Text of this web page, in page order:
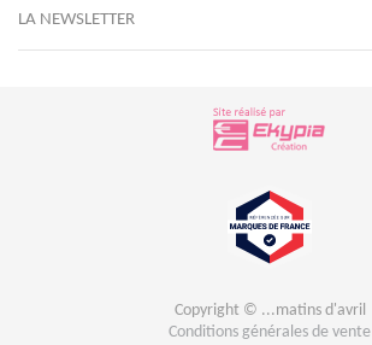
LA NEWSLETTER
Copyright © ...matins d'avril
Conditions générales de vente